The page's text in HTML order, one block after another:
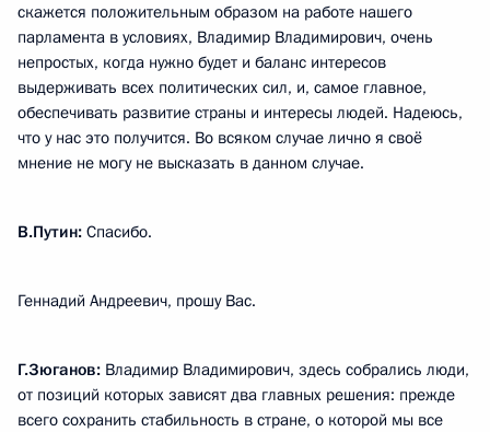
скажется положительным образом на работе нашего
парламента в условиях, Владимир Владимирович, очень
непростых, когда нужно будет и баланс интересов
выдерживать всех политических сил, и, самое главное,
обеспечивать развитие страны и интересы людей. Надеюсь,
что у нас это получится. Во всяком случае лично я своё
мнение не могу не высказать в данном случае.
В.Путин: Спасибо.
Геннадий Андреевич, прошу Вас.
Г.Зюганов: Владимир Владимирович, здесь собрались люди,
от позиций которых зависят два главных решения: прежде
всего сохранить стабильность в стране, о которой мы все